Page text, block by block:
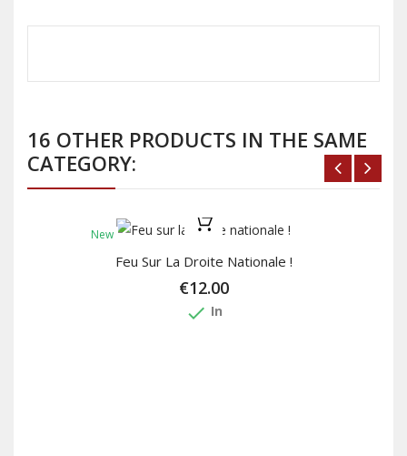
16 OTHER PRODUCTS IN THE SAME
CATEGORY:
New
Feu Sur La Droite Nationale !
€12.00
done In